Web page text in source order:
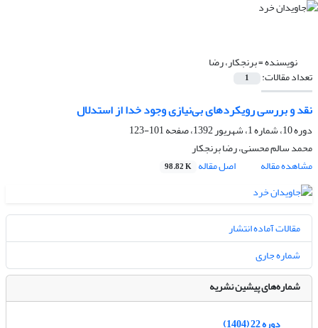
نویسنده =برنجکار، رضا
تعداد مقالات: 1
نقد و بررسی رویکردهای بی‌نیازی وجود خدا از استدلال
دوره 10، شماره 1، شهریور 1392، صفحه
101-123
محمد سالم محسنی، رضا برنجکار
مشاهده مقاله
اصل مقاله 98.82 K
مقالات آماده انتشار
شماره جاری
شماره‌های پیشین نشریه
دوره 22 (1404)